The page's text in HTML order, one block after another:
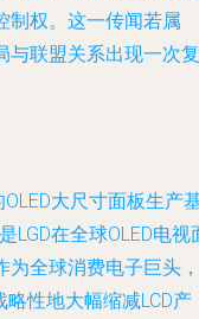
制权。这一传闻若属
与联盟关系出现一次复
大尺寸面板生产
LGD在全球OLED电视
为全球消费电子巨头，
性地大幅缩减LCD产